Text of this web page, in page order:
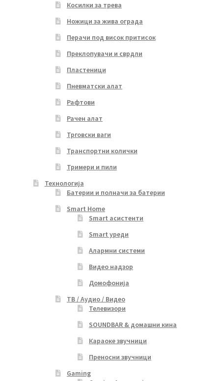
Косилки за трева
Ножици за жива ограда
Перачи под висок притисок
Преклопувачи и сврдли
Пластеници
Пневматски алат
Рафтови
Рачен алат
Трговски ваги
Транспортни колички
Тримери и пили
Технологија
Батерии и полначи за батерии
Smart Home
Smart асистенти
Smart уреди
Алармни системи
Видео надзор
Домофонија
ТВ / Аудио / Видео
Телевизори
SOUNDBAR & домашни кина
Караоке звучници
Преносни звучници
Gaming